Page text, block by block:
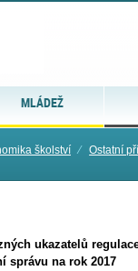
MLÁDEŽ
školství ⁄
Ostatní
ukazatelů
správu na rok 2017